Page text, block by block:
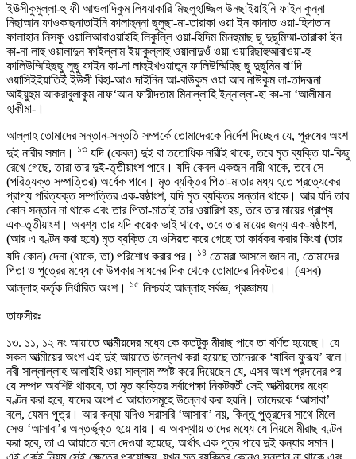
ইঊসীকুমুল্লা-হু ফী আওলাদিকুম লিযযাকারি মিছলুহাজ্জিল উনছাইয়াইনি ফাইন কুন্না
নিছাআন ফাওকাছনাতাইনি ফালাহুন্না ছুলুছা-মা-তারাকা ওয়া ইন কানাত ওয়া-হিদাতান
ফালাহান নিসফু ওয়ালিআবাওয়াইহি লিকুল্লি ওয়া-হিদিম মিনহুমাছ ছু দুছুমিম্মা-তারাকা ইন
কা-না লাহু ওয়ালাদুন ফাইল্লাম ইয়াকুল্লাহু ওয়ালাদুওঁ ওয়া ওয়ারিছাহুআবাওয়া-হু
ফালিউম্মিহিছছু লুছু ফাইন কা-না লাহুইখওয়াতুন ফালিউম্মিহিছ ছু দুছুমিম বা‘দি
ওয়াসিইইয়াতিইঁ ইউসী বিহা-আও দাইনিন আ-বাউকুম ওয়া আব নাউকুম লা-তাদরূনা
আইয়ুহুম আকরাবুলাকুম নাফ‘আন ফারীদতাম মিনাল্লাহি ইন্নাল্লা-হা কা-না ‘আলীমান
হাকীমা-।
আল্লাহ তোমাদের সন্তান-সন্ততি সম্পর্কে তোমাদেরকে নির্দেশ দিচ্ছেন যে, পুরুষের অংশ
দুই নারীর সমান। ১৩ যদি (কেবল) দুই বা ততোধিক নারীই থাকে, তবে মৃত ব্যক্তি যা-কিছু
রেখে গেছে, তারা তার দুই-তৃতীয়াংশ পাবে। যদি কেবল একজন নারী থাকে, তবে সে
(পরিত্যক্ত সম্পত্তির) অর্ধেক পাবে। মৃত ব্যক্তির পিতা-মাতার মধ্য হতে প্রত্যেকের
প্রাপ্য পরিত্যক্ত সম্পত্তির এক-ষষ্ঠাংশ, যদি মৃত ব্যক্তির সন্তান থাকে। আর যদি তার
কোন সন্তান না থাকে এবং তার পিতা-মাতাই তার ওয়ারিশ হয়, তবে তার মায়ের প্রাপ্য
এক-তৃতীয়াংশ। অবশ্য তার যদি কয়েক ভাই থাকে, তবে তার মায়ের জন্য এক-ষষ্ঠাংশ,
(আর এ বণ্টন করা হবে) মৃত ব্যক্তি যে ওসিয়ত করে গেছে তা কার্যকর করার কিংবা (তার
যদি কোন) দেনা (থাকে, তা) পরিশোধ করার পর। ১৪ তোমরা আসলে জান না, তোমাদের
পিতা ও পুত্রের মধ্যে কে উপকার সাধনের দিক থেকে তোমাদের নিকটতর। (এসব)
আল্লাহ কর্তৃক নির্ধারিত অংশ। ১৫ নিশ্চয়ই আল্লাহ সর্বজ্ঞ, প্রজ্ঞাময়।
তাফসীরঃ
১৩. ১১, ১২ নং আয়াতে আত্মীয়দের মধ্যে কে কতটুকু মীরাছ পাবে তা বর্ণিত হয়েছে। যে
সকল আত্মীয়ের অংশ এই দুই আয়াতে উল্লেখ করা হয়েছে তাদেরকে ‘যাবিল ফুরূয’ বলে।
নবী সাল্লাল্লাহ আলাইহি ওয়া সাল্লাম স্পষ্ট করে দিয়েছেন যে, এসব অংশ প্রদানের পর
যে সম্পদ অবশিষ্ট থাকবে, তা মৃত ব্যক্তির সর্বাপেক্ষা নিকটবর্তী সেই আত্মীয়দের মধ্যে
বণ্টন করা হবে, যাদের অংশ এ আয়াতসমূহে উল্লেখ করা হয়নি। তাদেরকে ‘আসাবা’
বলে, যেমন পুত্র। আর কন্যা যদিও সরাসরি ‘আসাবা’ নয়, কিন্তু পুত্রদের সাথে মিলে
সেও ‘আসাবা’র অন্তর্ভুক্ত হয়ে যায়। এ অবস্থায় তাদের মধ্যে যে নিয়মে মীরাছ বণ্টন
করা হবে, তা এ আয়াতে বলে দেওয়া হয়েছে, অর্থাৎ এক পুত্র পাবে দুই কন্যার সমান।